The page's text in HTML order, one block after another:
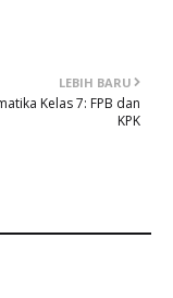
LEBIH BARU
Kelas 7: FPB dan
KPK